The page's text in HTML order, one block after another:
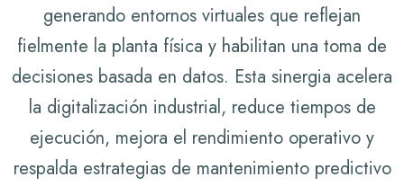
generando entornos virtuales que reflejan
fielmente la planta física y habilitan una toma de
decisiones basada en datos. Esta sinergia acelera
la digitalización industrial, reduce tiempos de
ejecución, mejora el rendimiento operativo y
respalda estrategias de mantenimiento predictivo